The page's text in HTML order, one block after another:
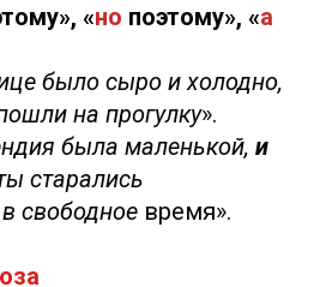
«но поэтому», «а
было сыро и холодно,
на прогулку».
была маленькой, и
старались
свободное время».